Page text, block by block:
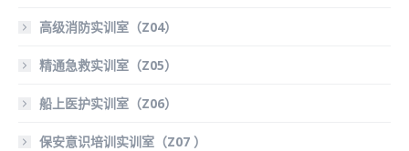
高级消防实训室（Z04）
精通急救实训室（Z05）
船上医护实训室（Z06）
保安意识培训实训室（Z07 ）